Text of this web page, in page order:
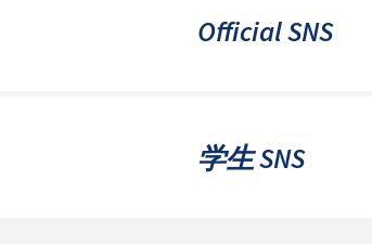
Official SNS
学生 SNS